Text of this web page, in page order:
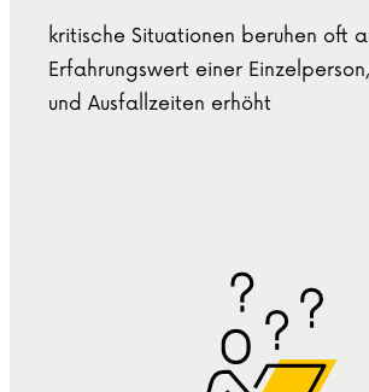
kritische Situationen beruhen oft
Erfahrungswert einer
und Ausfallzeiten erhöht